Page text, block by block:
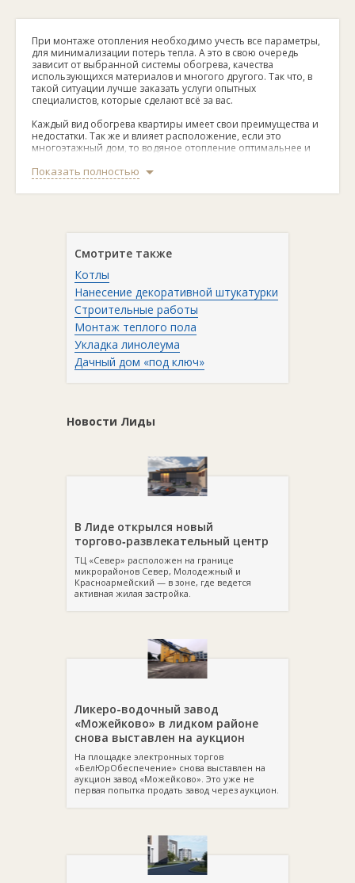
При монтаже отопления необходимо учесть все параметры,
для минимализации потерь тепла. А это в свою очередь
зависит от выбранной системы обогрева, качества
использующихся материалов и многого другого. Так что, в
такой ситуации лучше заказать услуги опытных
специалистов, которые сделают всё за вас.
Каждый вид обогрева квартиры имеет свои преимущества и
недостатки. Так же и влияет расположение, если это
многоэтажный дом, то водяное отопление оптимальнее и
безусловно котел это разумное решение при монтаже
отопления.
И потребитель платит исключительно за реально
монтажу отопления. Все необходимые контактные
телефоны будут указаны в описании.
Показать полностью
Смотрите также
Котлы
Нанесение декоративной штукатурки
Строительные работы
Монтаж теплого пола
Укладка линолеума
Дачный дом «под ключ»
Новости Лиды
В Лиде открылся новый
торгово‑развлекательный центр
ТЦ «Север» расположен на границе
микрорайонов Север, Молодежный и
Красноармейский — в зоне, где ведется
активная жилая застройка.
Ликеро-водочный завод
«Можейково» в лидком районе
снова выставлен на аукцион
На площадке электронных торгов
«БелЮрОбеспечение» снова выставлен на
аукцион завод «Можейково». Это уже не
первая попытка продать завод через аукцион.